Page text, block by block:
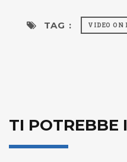
TAG : VIDEO ON
TI POTREBBE